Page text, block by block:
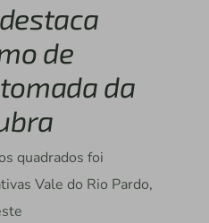
de
da
quadrados foi
Vale do Rio Pardo,